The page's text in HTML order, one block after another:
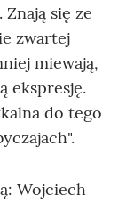
się ze
zwartej
miewają,
ekspresję.
do tego
Wojciech